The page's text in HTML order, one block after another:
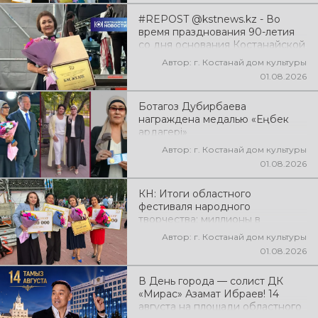
#REPOST @kstnews.kz - Во
время празднования 90-летия
со дня основания Костанайской
области подвели итоги 38-го
фестиваля самодеятельного
Автор: г. Костанай дом культуры
01.08.2026
Ботагоз Дубирбаева
награждена медалью «Еңбек
ардагері»
Автор: г. Костанай дом культуры
01.08.2026
КН: Итоги областного
фестиваля народного
творчества: миллионы в
культуруАвтор: г. Костанай дом культуры
01.08.2026
В День города — солист ДК
«Мирас» Азамат Ибраев! 14
августа на площади областного